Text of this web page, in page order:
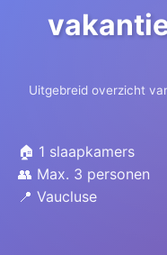
Uitgebreid overzicht
🏠 1 slaapkamers
👥 Max. 3 personen
📍 Vaucluse